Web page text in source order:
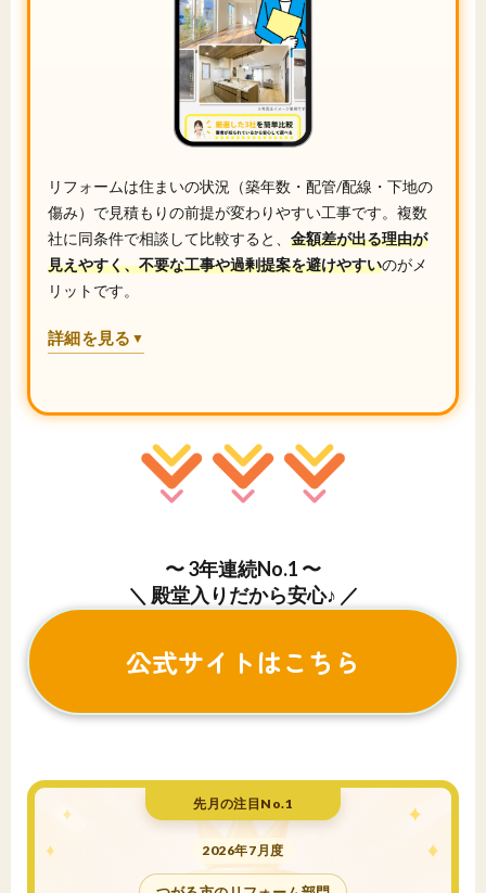
リフォームは住まいの状況（築年数・配管/配線・下地の
傷み）で見積もりの前提が変わりやすい工事です。複数
社に同条件で相談して比較すると、 金額差が出る理由が
見えやすく、不要な工事や過剰提案を避けやすいのがメ
リットです。
詳細を見る ▼
〜 3年連続No.1 〜
＼ 殿堂入りだから安心♪ ／
公式サイトはこちら
先月の注目No.1
2026年7月度